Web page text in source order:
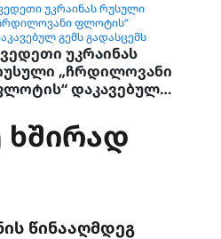
ᲣᲙᲠᲐᲘᲜᲐᲡ ᲠᲣᲡᲣᲚᲘ
ᲤᲚᲝᲢᲘᲡ“
ᲒᲔᲛᲡ ᲒᲐᲓᲐᲡᲪᲔᲛᲡ
უკრაინას
„ჩრდილოვანი
დაკავებულ
ᲮᲨᲘᲠᲐᲓ
წინააღმდეგ